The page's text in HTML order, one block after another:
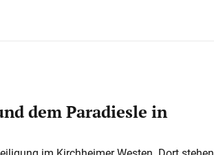
dem Paradiesle in